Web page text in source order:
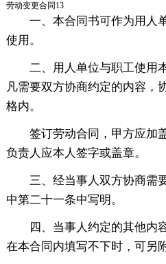
劳动变更合同13
一、本合同书可作为用人
使用。
二、用人单位与职工使用
凡需要双方协商约定的内容，
格内。
签订劳动合同，甲方应加
负责人应本人签字或盖章。
三、经当事人双方协商需
中第二十一条中写明。
四、当事人约定的其他内
在本合同内填写不下时，可另